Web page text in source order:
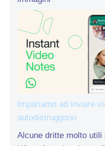
Impariamo ad inviare
autodistruggono
Alcune dritte molto utili